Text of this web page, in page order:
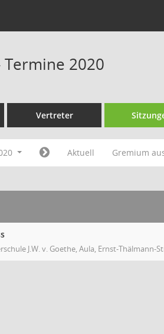
Termine 2020
Vertreter
Aktuell Gremium
J.W. v. Goethe, Aula, Ernst-Thälmann-